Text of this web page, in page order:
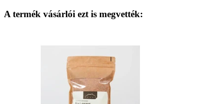
A termék vásárlói ezt is megvették: